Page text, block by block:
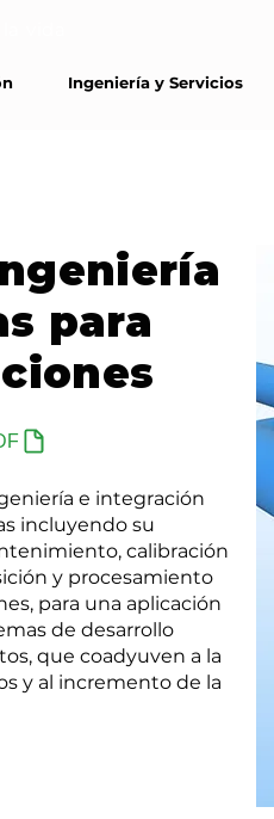
Ingeniería y Servicios
para
e integración
incluyendo su
calibración
y procesamiento
para una aplicación
de desarrollo
que coadyuven a la
y al incremento de la